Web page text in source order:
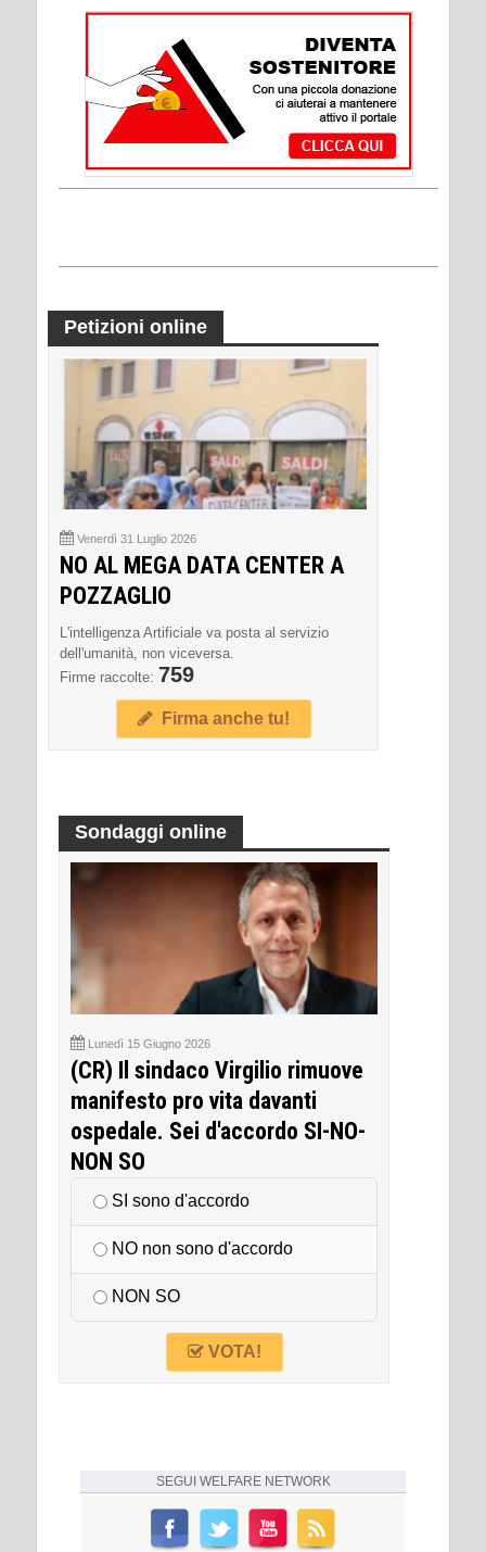
Petizioni online
Venerdì 31 Luglio 2026
NO AL MEGA DATA CENTER A
POZZAGLIO
L'intelligenza Artificiale va posta al servizio
dell'umanità, non viceversa.
Firme raccolte: 759
Firma anche tu!
Sondaggi online
Lunedì 15 Giugno 2026
(CR) Il sindaco Virgilio rimuove
manifesto pro vita davanti
ospedale. Sei d'accordo SI-NO-
NON SO
SI sono d'accordo
NO non sono d'accordo
NON SO
VOTA!
SEGUI WELFARE NETWORK